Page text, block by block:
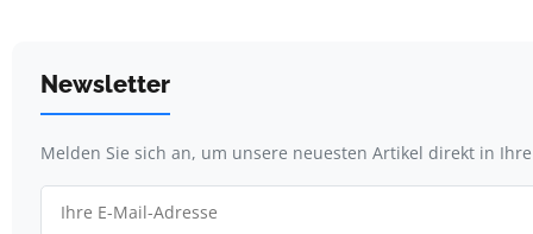
Newsletter
Melden Sie sich an, um unsere neuesten Artikel direkt in